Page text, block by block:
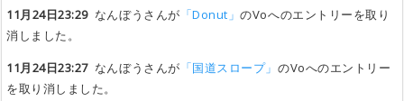
11月24日23:29なんぼうさんが 「Donut」のVoへのエントリーを取り
消しました。
11月24日23:27なんぼうさんが 「国道スロープ」 のVoへのエントリー
を取り消しました。